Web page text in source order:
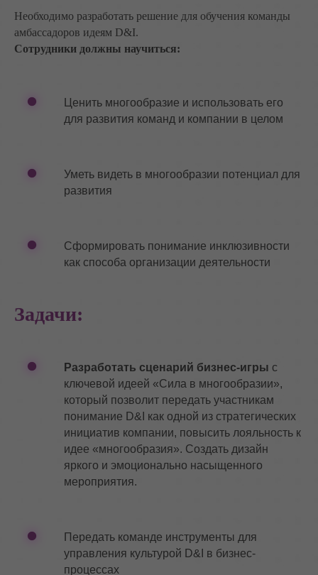
Необходимо разработать решение для обучения команды
амбассадоров идеям D&I.
Сотрудники должны научиться:
Ценить многообразие и использовать его
для развития команд и компании в целом
Уметь видеть в многообразии потенциал для
развития
Сформировать понимание инклюзивности
как способа организации деятельности
Задачи:
Разработать сценарий бизнес-игры с
ключевой идеей «Сила в многообразии»,
который позволит передать участникам
понимание D&I как одной из стратегических
инициатив компании, повысить лояльность к
идее «многообразия». Создать дизайн
яркого и эмоционально насыщенного
мероприятия.
Передать команде инструменты для
управления культурой D&I в бизнес-
процессах